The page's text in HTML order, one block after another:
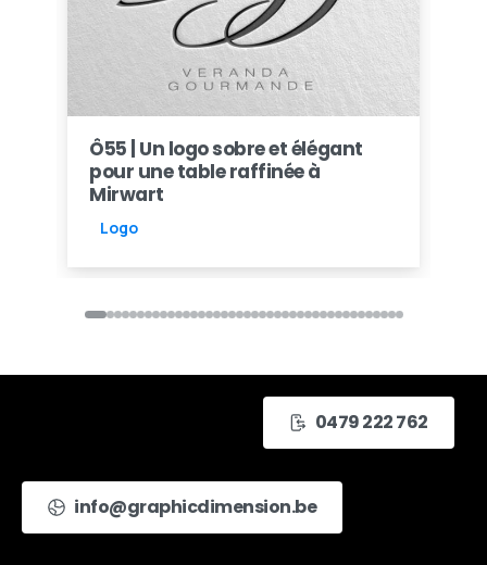
Ô55 | Un logo sobre et élégant
pour une table raffinée à
Mirwart
Logo
0479 222 762
info@graphicdimension.be